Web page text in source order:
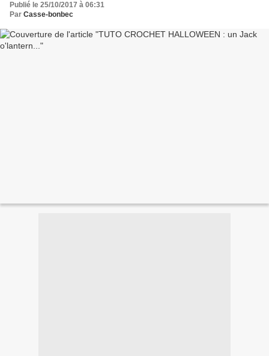
Publié le 25/10/2017 à 06:31
Par Casse-bonbec